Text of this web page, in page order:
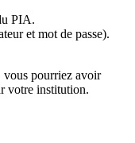
PIA.
et mot de passe).
vous pourriez avoir
votre institution.